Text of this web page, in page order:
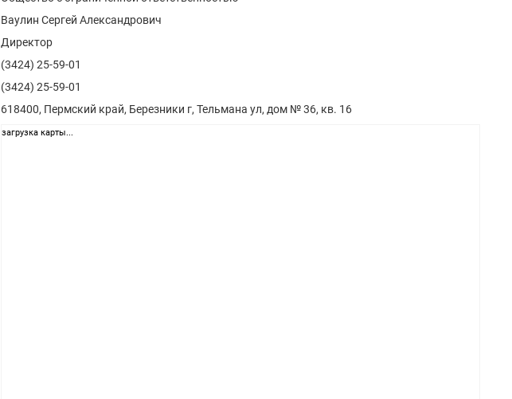
Ваулин Сергей Александрович
Директор
(3424) 25-59-01
(3424) 25-59-01
618400, Пермский край, Березники г, Тельмана ул, дом № 36, кв. 16
загрузка карты...